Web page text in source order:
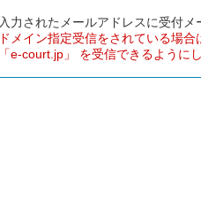
入力されたメールアドレスに受付
ドメイン指定受信をされている場合
「e-court.jp」 を受信できるように